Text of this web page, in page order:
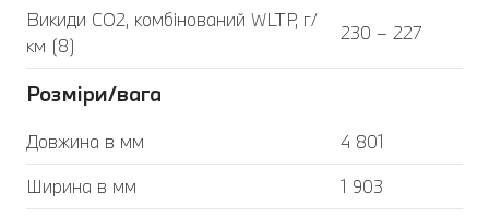
Викиди CO2, комбінований WLTP, г/
км (8)
230 – 227
Розміри/вага
Довжина в мм
4 801
Ширина в мм
1 903